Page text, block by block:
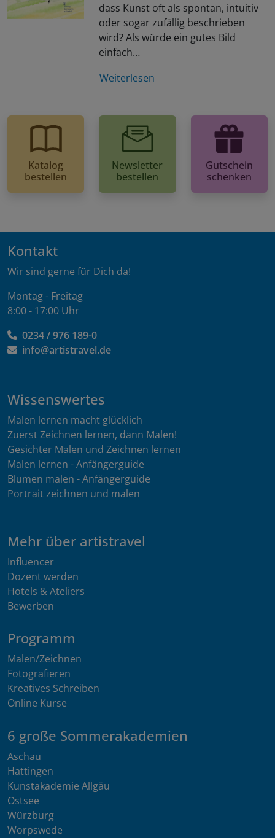
dass Kunst oft als spontan, intuitiv
oder sogar zufällig beschrieben
wird? Als würde ein gutes Bild
einfach…
Weiterlesen
Katalog
bestellen
Newsletter
bestellen
Gutschein
schenken
Kontakt
Wir sind gerne für Dich da!
Montag - Freitag
8:00 - 17:00 Uhr
0234 / 976 189-0
info@artistravel.de
Wissenswertes
Malen lernen macht glücklich
Zuerst Zeichnen lernen, dann Malen!
Gesichter Malen und Zeichnen lernen
Malen lernen - Anfängerguide
Blumen malen - Anfängerguide
Portrait zeichnen und malen
Mehr über artistravel
Influencer
Dozent werden
Hotels & Ateliers
Bewerben
Programm
Malen/Zeichnen
Fotografieren
Kreatives Schreiben
Online Kurse
6 große Sommerakademien
Aschau
Hattingen
Kunstakademie Allgäu
Ostsee
Würzburg
Worpswede